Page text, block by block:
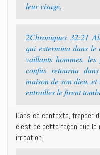
leur visage.
2Chroniques 32:21
qui extermina dans le
vaillants hommes,
confus retourna
maison de son dieu,
entrailles le firent
Dans ce contexte, frapper
c’est de cette façon que
irritation.